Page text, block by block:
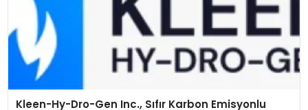
Kleen-Hy-Dro-Gen Inc., Sıfır Karbon Emisyonlu